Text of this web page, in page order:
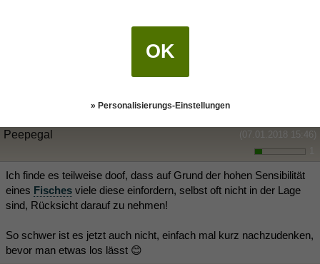
eine sehr konsequente Erziehung brauchen!
Wenn der Besitzer dabei war, konnte ich die Gefühle nicht richtig
(07.01.2018 15:46)
Peepegal
Ich finde es teilweise doof, dass auf Grund der hohen Sensibilität
eines Fisches viele diese einfordern, selbst oft nicht in der Lage
sind, Rücksicht darauf zu nehmen!
So schwer ist es jetzt auch nicht, einfach mal kurz nachzudenken,
bevor man etwas los lässt 😊
OK
» Personalisierungs-Einstellungen